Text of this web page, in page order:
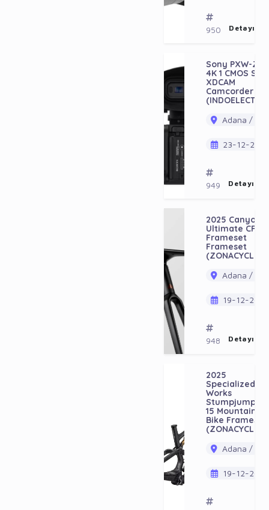
950 Detayı
Sony PXW-
4K 1 CMOS
XDCAM
Camcorder
Adana /
23-12-
949 Detayı
2025 Canyon
Ultimate CFR
Frameset
Frameset
(ZONACYCLES)
Adana /
19-12-2025
948 Detayı
2025
Specialized S-
Works
Stumpjumper
15 Mountain
Bike Frameset
(ZONACYCLES)
Adana /
19-12-2025